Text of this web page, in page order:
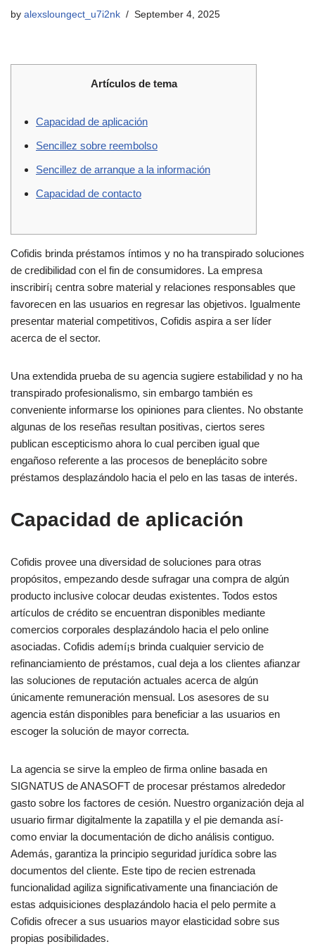
by alexsloungect_u7i2nk September 4, 2025
Artículos de tema
Capacidad de aplicación
Sencillez sobre reembolso
Sencillez de arranque a la información
Capacidad de contacto
Cofidis brinda préstamos íntimos y no ha transpirado soluciones
de credibilidad con el fin de consumidores. La empresa
inscribirí¡ centra sobre material y relaciones responsables que
favorecen en las usuarios en regresar las objetivos. Igualmente
presentar material competitivos, Cofidis aspira a ser líder
acerca de el sector.
Una extendida prueba de su agencia sugiere estabilidad y no ha
transpirado profesionalismo, sin embargo también es
conveniente informarse los opiniones para clientes. No obstante
algunas de los reseñas resultan positivas, ciertos seres
publican escepticismo ahora lo cual perciben igual que
engañoso referente a las procesos de beneplácito sobre
préstamos desplazándolo hacia el pelo en las tasas de interés.
Capacidad de aplicación
Cofidis provee una diversidad de soluciones para otras
propósitos, empezando desde sufragar una compra de algún
producto inclusive colocar deudas existentes. Todos estos
artículos de crédito se encuentran disponibles mediante
comercios corporales desplazándolo hacia el pelo online
asociadas. Cofidis ademí¡s brinda cualquier servicio de
refinanciamiento de préstamos, cual deja a los clientes afianzar
las soluciones de reputación actuales acerca de algún
únicamente remuneración mensual. Los asesores de su
agencia están disponibles para beneficiar a las usuarios en
escoger la solución de mayor correcta.
La agencia se sirve la empleo de firma online basada en
SIGNATUS de ANASOFT de procesar préstamos alrededor
gasto sobre los factores de cesión. Nuestro organización deja al
usuario firmar digitalmente la zapatilla y el pie demanda así­
como enviar la documentación de dicho análisis contiguo.
Además, garantiza la principio seguridad jurídica sobre las
documentos del cliente. Este tipo de recien estrenada
funcionalidad agiliza significativamente una financiación de
estas adquisiciones desplazándolo hacia el pelo permite a
Cofidis ofrecer a sus usuarios mayor elasticidad sobre sus
propias posibilidades.